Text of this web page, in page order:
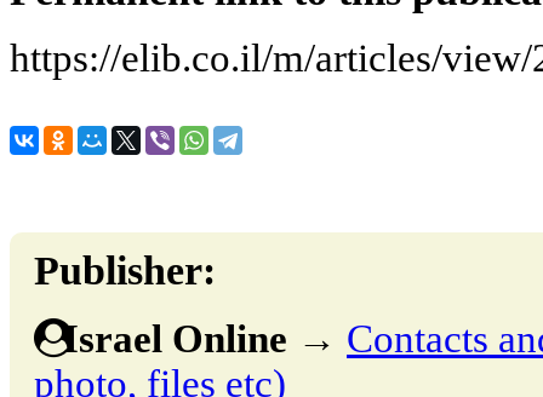
Publisher:
Israel Online → Contacts
photo, files etc)